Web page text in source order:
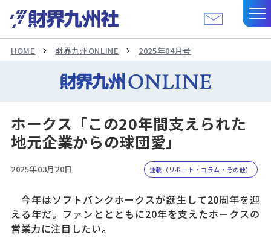
HOME 財界九州ONLINE 2025年04月号
ホークス「この20年間支えられた
地元企業からの球団愛」
2025年03月20日 連載（リポート・コラム・その他）
今年はソフトバンクホークスが誕生して20周年を迎
える年だ。ファンととともに20年を支えたホークスの
営業力に注目したい。